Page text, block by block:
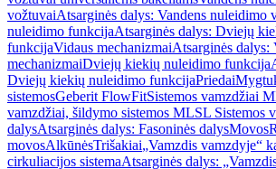
vožtuvaiAtsarginės dalys: Vandens nuleidimo
nuleidimo funkcijaAtsarginės dalys: Dviejų
funkcijaVidaus mechanizmaiAtsarginės dalys:
mechanizmaiDviejų kiekių nuleidimo funkcija
Dviejų kiekių nuleidimo funkcijaPriedai
sistemosGeberit FlowFitSistemos vamzdžiai
vamzdžiai, šildymo sistemos MLSL Sistemos
dalysAtsarginės dalys: Fasoninės dalysMovos
movosAlkūnėsTrišakiai„Vamzdis vamzdyje“
cirkuliacijos sistemaAtsarginės dalys: